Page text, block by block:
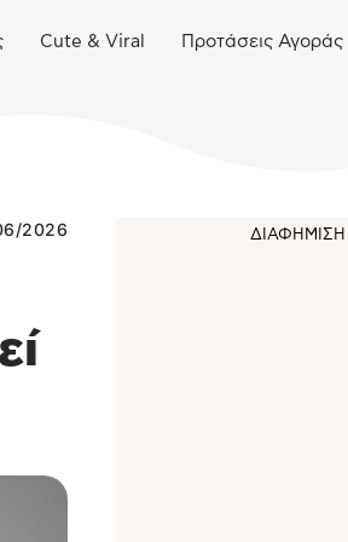
Cute & Viral Προτάσεις Αγοράς
2026